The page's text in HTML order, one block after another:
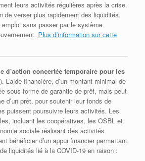
leurs activités régulières après la crise.
de verser plus rapidement des liquidités
sans passer par le système
Plus d’information sur cette
d’action concertée temporaire pour les
L’aide financière, d’un montant minimal de
sous forme de garantie de prêt, mais peut
d’un prêt, pour soutenir leur fonds de
puissent poursuivre leurs activités. Les
incluant les coopératives, les OSBL et
sociale réalisant des activités
bénéficier d’un appui financier permettant
liquidités lié à la COVID-19 en raison :